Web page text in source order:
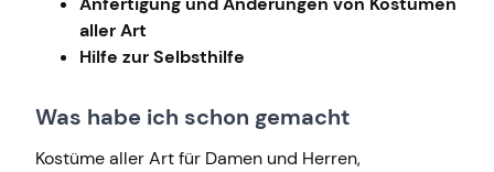
aller Art
Hilfe zur Selbsthilfe
Was habe ich schon gemacht
Kostüme aller Art für Damen und Herren,